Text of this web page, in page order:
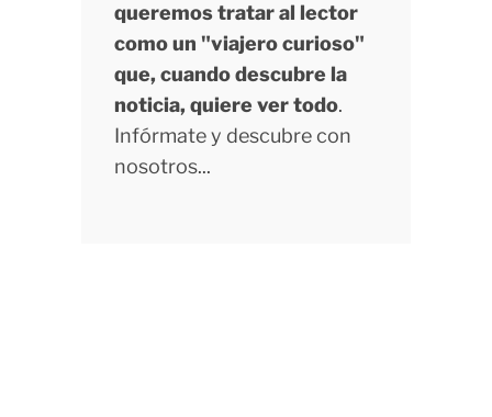
queremos tratar al lector
como un "viajero curioso"
que, cuando descubre la
noticia, quiere ver todo.
Infórmate y descubre con
nosotros...